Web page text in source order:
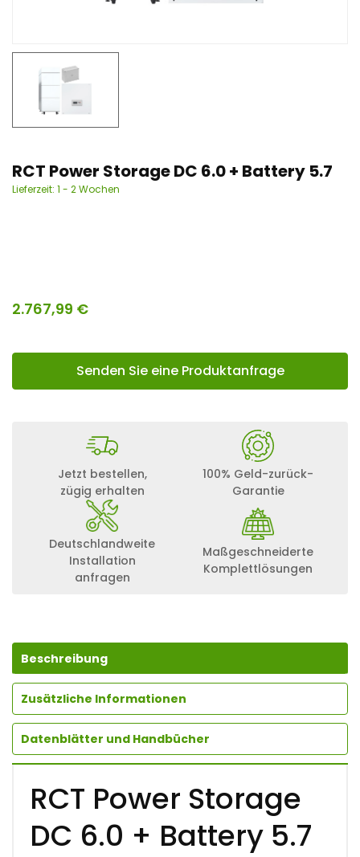
RCT Power Storage DC 6.0 + Battery 5.7
Lieferzeit: 1 - 2 Wochen
2.767,99 €
Senden Sie eine Produktanfrage
Jetzt bestellen,
zügig erhalten
100% Geld-zurück-
Garantie
Deutschlandweite
Installation
anfragen
Maßgeschneiderte
Komplettlösungen
Beschreibung
Zusätzliche Informationen
Datenblätter und Handbücher
RCT Power Storage
DC 6.0 + Battery 5.7